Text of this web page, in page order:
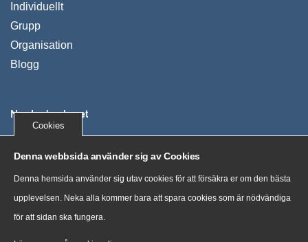
Individuellt
Grupp
Organisation
Blogg
Nya Ledarskapet
kunder växer, uppnår mer och mår bra genom tydliga
processer och nya sätt att tänka.
“Training costs money. But then so does ignorance.” Sir
Cookies
Denna webbsida använder sig av Cookies
Denna hemsida använder sig utav cookies för att försäkra er om den bästa
upplevelsen. Neka alla kommer bara att spara cookies som är nödvändiga
för att sidan ska fungera.